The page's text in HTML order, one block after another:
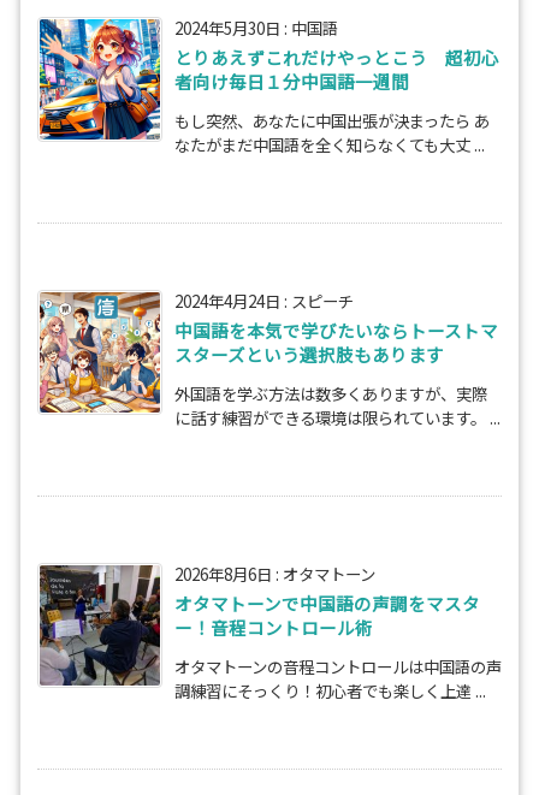
2024年5月30日 : 中国語
とりあえずこれだけやっとこう 超初心
者向け毎日１分中国語一週間
もし突然、あなたに中国出張が決まったら あ
なたがまだ中国語を全く知らなくても大丈 ...
2024年4月24日 : スピーチ
中国語を本気で学びたいならトーストマ
スターズという選択肢もあります
外国語を学ぶ方法は数多くありますが、実際
に話す練習ができる環境は限られています。 ...
2026年8月6日 : オタマトーン
オタマトーンで中国語の声調をマスタ
ー！音程コントロール術
オタマトーンの音程コントロールは中国語の声
調練習にそっくり！初心者でも楽しく上達 ...